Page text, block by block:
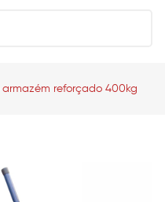
armazém reforçado 400kg